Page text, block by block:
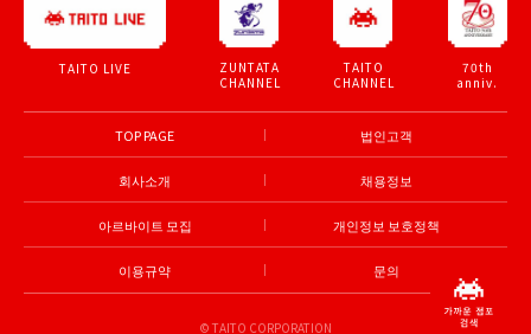
TAITO LIVE
ZUNTATA
CHANNEL
TAITO
CHANNEL
70th
anniv.
TOP PAGE 법인고객
회사소개 채용정보
아르바이트 모집 개인정보 보호정책
이용규약 문의
© TAITO CORPORATION